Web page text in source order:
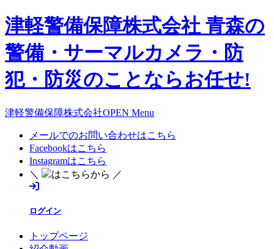
津軽警備保障株式会社 青森の
警備・サーマルカメラ・防
犯・防災のことならお任せ!
津軽警備保障株式会社OPEN Menu
メールでのお問い合わせはこちら
Facebookはこちら
Instagramはこちら
＼
はこちらから ／
ログイン
トップページ